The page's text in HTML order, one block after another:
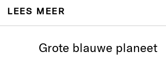
LEES MEER
Grote blauwe planeet